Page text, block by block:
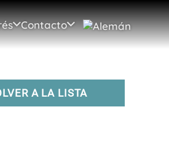
Contacto
A LA LISTA